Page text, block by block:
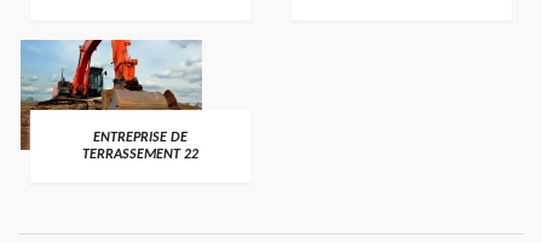
ENTREPRISE DE
TERRASSEMENT 22